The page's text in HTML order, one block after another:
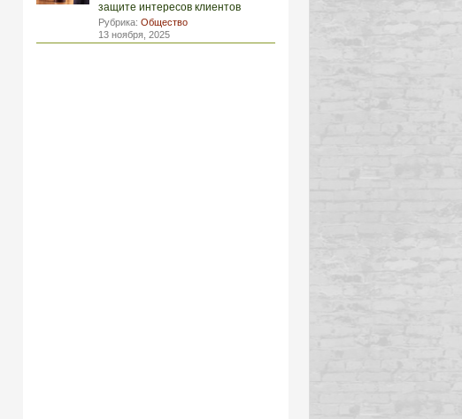
защите интересов клиентов
Рубрика: Общество
13 ноября, 2025